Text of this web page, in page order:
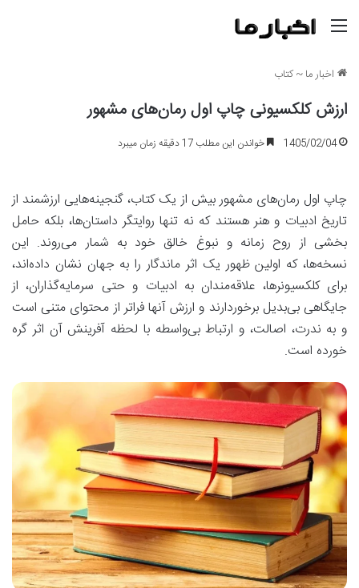
اخبار ما~کتاب
ارزش کلکسیونی چاپ اول رمان‌های مشهور
1405/02/04 خواندن این مطلب 17 دقیقه زمان میبرد
چاپ اول رمان‌های مشهور بیش از یک کتاب، گنجینه‌هایی ارزشمند از
تاریخ ادبیات و هنر هستند که نه تنها روایتگر داستان‌ها، بلکه حامل
بخشی از روح زمانه و نبوغ خالق خود به شمار می‌روند. این
نسخه‌ها، که اولین ظهور یک اثر ماندگار را به جهان نشان داده‌اند،
برای کلکسیونرها، علاقه‌مندان به ادبیات و حتی سرمایه‌گذاران، از
جایگاهی بی‌بدیل برخوردارند و ارزش آنها فراتر از محتوای متنی است
و به ندرت، اصالت، و ارتباط بی‌واسطه با لحظه آفرینش آن اثر گره
خورده است.